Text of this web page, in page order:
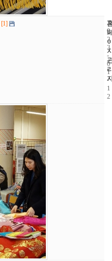
[1]
1
9
2
0
2
3
-
0
1
-
1
2